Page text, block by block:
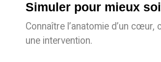
Simuler pour mieux
Connaître l’anatomie d’un
une intervention.